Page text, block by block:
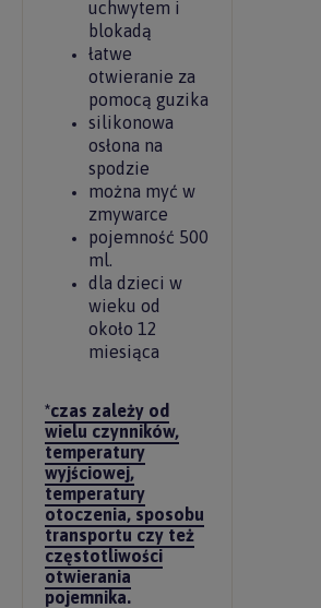
uchwytem i
blokadą
łatwe
otwieranie za
pomocą guzika
silikonowa
osłona na
spodzie
można myć w
zmywarce
pojemność 500
ml.
dla dzieci w
wieku od
około 12
miesiąca
*czas zależy od
wielu czynników,
temperatury
wyjściowej,
temperatury
otoczenia, sposobu
transportu czy też
częstotliwości
otwierania
pojemnika.